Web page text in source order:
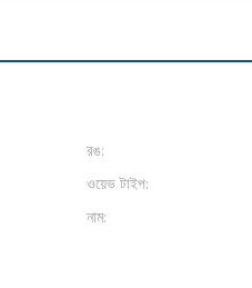
রঙ:
ওয়েভ টাইপ:
নাম: